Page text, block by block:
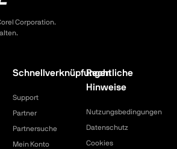
Corporation.
Schnellverknüpfungen
Support
Partner
Partnersuche
Mein Konto
Rechtliche
Hinweise
Nutzungsbedingungen
Datenschutz
Cookies